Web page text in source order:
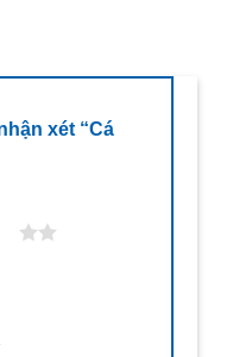
xét “Cá